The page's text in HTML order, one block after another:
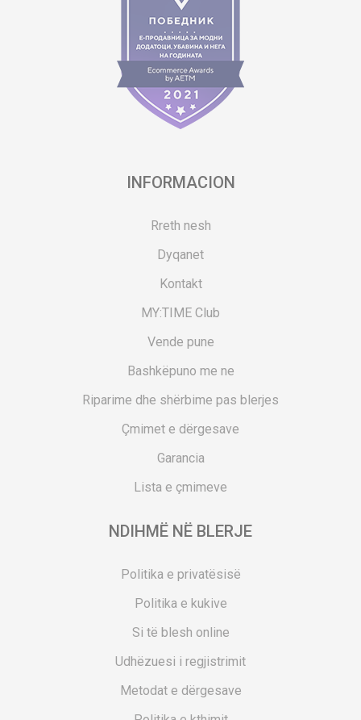
INFORMACION
Rreth nesh
Dyqanet
Kontakt
MY:TIME Club
Vende pune
Bashkëpuno me ne
Riparime dhe shërbime pas blerjes
Çmimet e dërgesave
Garancia
Lista e çmimeve
NDIHMË NË BLERJE
Politika e privatësisë
Politika e kukive
Si të blesh online
Udhëzuesi i regjistrimit
Metodat e dërgesave